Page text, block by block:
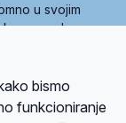
u svojim
krovne udruge
Family of
članica, među
bismo
funkcioniranje